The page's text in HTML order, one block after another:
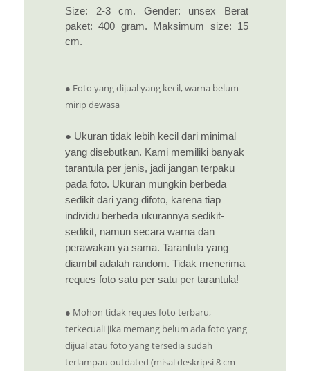
Size: 2-3 cm. Gender: unsex Berat
paket: 400 gram. Maksimum size: 15
cm.
● Foto yang dijual yang kecil, warna belum
mirip dewasa
● Ukuran tidak lebih kecil dari minimal
yang disebutkan. Kami memiliki banyak
tarantula per jenis, jadi jangan terpaku
pada foto. Ukuran mungkin berbeda
sedikit dari yang difoto, karena tiap
individu berbeda ukurannya sedikit-
sedikit, namun secara warna dan
perawakan ya sama. Tarantula yang
diambil adalah random. Tidak menerima
reques foto satu per satu per tarantula!
● Mohon tidak reques foto terbaru,
terkecuali jika memang belum ada foto yang
dijual atau foto yang tersedia sudah
terlampau outdated (misal deskripsi 8 cm